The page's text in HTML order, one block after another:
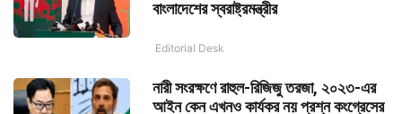
বাংলাদেশের স্বরাষ্ট্রমন্ত্রীর
Editorial Desk
নারী সংরক্ষণে রাহুল-রিজিজু তরজা, ২০২৩-এর
আইন কেন এখনও কার্যকর নয় প্রশ্ন কংগ্রেসের